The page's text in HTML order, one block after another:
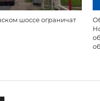
шоссе ограничат